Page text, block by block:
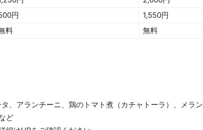
円
1,550円
料 無料
、アランチーニ、鶏のトマト煮（カチャトーラ）、メラン
ど